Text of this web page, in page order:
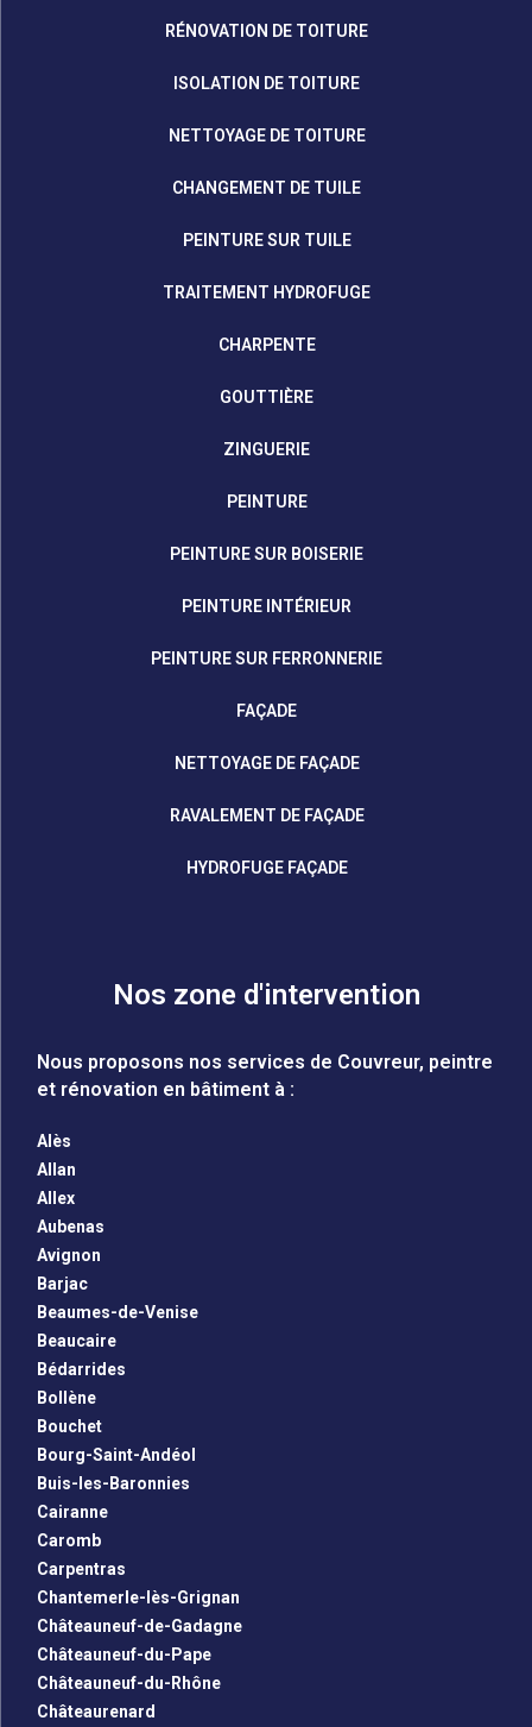
RÉNOVATION DE TOITURE
ISOLATION DE TOITURE
NETTOYAGE DE TOITURE
CHANGEMENT DE TUILE
PEINTURE SUR TUILE
TRAITEMENT HYDROFUGE
CHARPENTE
GOUTTIÈRE
ZINGUERIE
PEINTURE
PEINTURE SUR BOISERIE
PEINTURE INTÉRIEUR
PEINTURE SUR FERRONNERIE
FAÇADE
NETTOYAGE DE FAÇADE
RAVALEMENT DE FAÇADE
HYDROFUGE FAÇADE
Nos zone d'intervention
Nous proposons nos services de Couvreur, peintre
et rénovation en bâtiment à :
Alès
Allan
Allex
Aubenas
Avignon
Barjac
Beaumes-de-Venise
Beaucaire
Bédarrides
Bollène
Bouchet
Bourg-Saint-Andéol
Buis-les-Baronnies
Cairanne
Caromb
Carpentras
Chantemerle-lès-Grignan
Châteauneuf-de-Gadagne
Châteauneuf-du-Pape
Châteauneuf-du-Rhône
Châteaurenard